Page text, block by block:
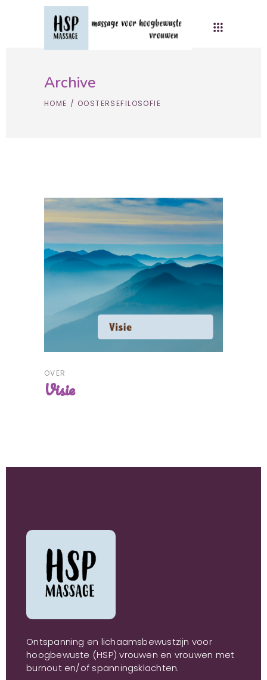
Archive
HOME / OOSTERSEFILOSOFIE
OVER
Visie
Ontspanning en lichaamsbewustzijn voor
hoogbewuste (HSP) vrouwen en vrouwen met
burnout en/of spanningsklachten.